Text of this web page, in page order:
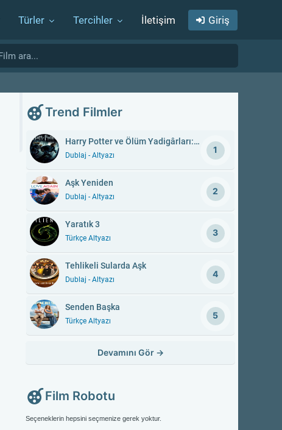
Türler Tercihler İletişim Giriş
Trend Filmler
Harry Potter ve Ölüm Yadigârları: Bölüm 1
Dublaj - Altyazı
1
Aşk Yeniden
Dublaj - Altyazı
2
Yaratık 3
Türkçe Altyazı
3
Tehlikeli Sularda Aşk
Dublaj - Altyazı
4
Senden Başka
Türkçe Altyazı
5
Devamını Gör →
Film Robotu
Seçeneklerin hepsini seçmenize gerek yoktur.